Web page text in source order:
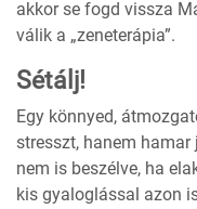
akkor se fogd vissza
válik a „zeneterápia”.
Sétálj!
Egy könnyed,
stresszt, hanem
nem is beszélve, ha
kis gyaloglással azon